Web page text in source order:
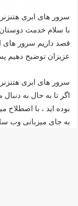
سرور های ابری
با سلام خدمت
قصد داریم سرور های
عزیزان توضیح دهیم
سرور های ابری
اگر تا به حال به
بوده اید ، با اصطلاح
به جای میزبانی وب